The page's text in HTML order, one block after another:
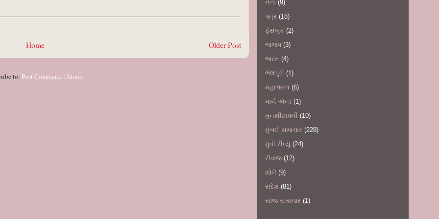
Older Post
Home
to: Post Comments (Atom)
નેતા (9)
પત્ર (18)
ફેસબુક (2)
ભાજપ (3)
ભારત (4)
ભેલપૂરી (1)
મહાભારત (6)
માર્ચ એન્ડ (1)
મુનસીટાપલી (10)
મુંબઈ સમાચાર (228)
મુવી રીવ્યુ (24)
રીવાજ (12)
શોલે (9)
સંદેશ (81)
સાંજ સમાચાર (1)